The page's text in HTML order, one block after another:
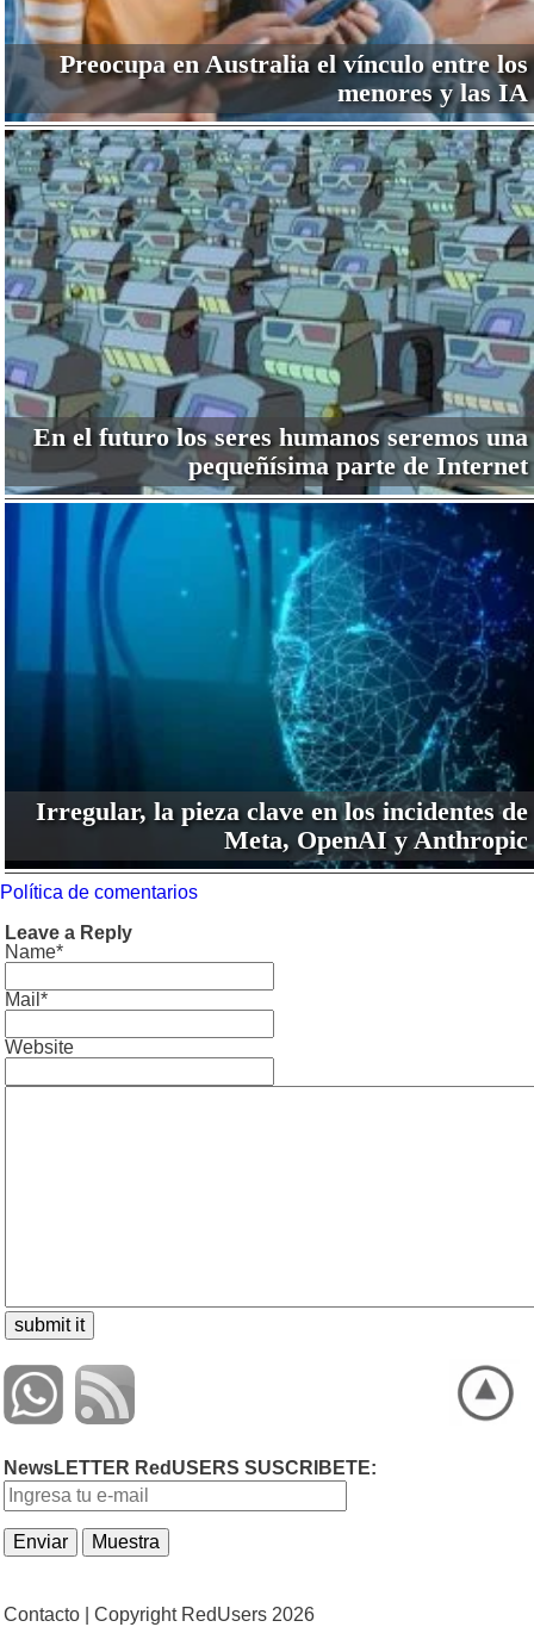
Preocupa en Australia el vínculo entre los
menores y las IA
En el futuro los seres humanos seremos una
pequeñísima parte de Internet
Irregular, la pieza clave en los incidentes de
Meta, OpenAI y Anthropic
Política de comentarios
Leave a Reply
Name*
Mail*
Website
NewsLETTER RedUSERS SUSCRIBETE:
Contacto | Copyright RedUsers 2026